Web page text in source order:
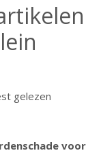
gelezen
voor